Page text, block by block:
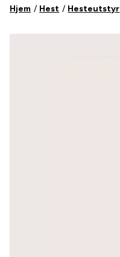
Hjem Hest Hesteutstyr